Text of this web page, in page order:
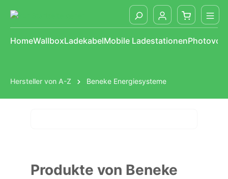
springen
HomeWallboxLadekabelMobile Ladestationen
Hersteller von A-Z Beneke Energiesysteme
Produkte von Beneke